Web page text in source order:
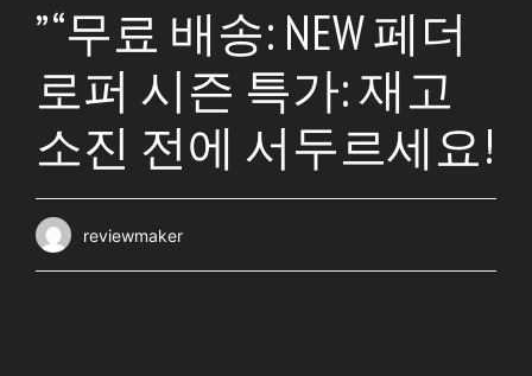
” “무료 배송: NEW 페더
로퍼 시즌 특가: 재고
소진 전에 서두르세요!
reviewmaker